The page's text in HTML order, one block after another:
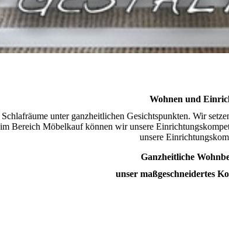
Wohnen und
unter ganzheitlichen Gesichtspunkten. Wir
Bereich Möbelkauf können wir unsere
unsere
Ganzheitliche
unser maßgeschneidertes